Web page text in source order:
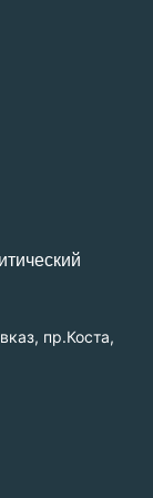
пр.Коста,